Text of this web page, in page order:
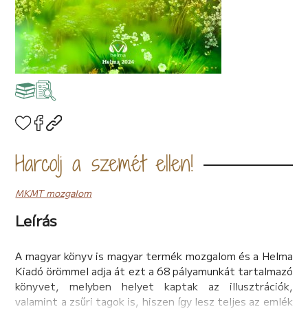
Harcolj a szemét ellen!
MKMT mozgalom
Leírás
A magyar könyv is magyar termék mozgalom és a Helma
Kiadó örömmel adja át ezt a 68 pályamunkát tartalmazó
könyvet, melyben helyet kaptak az illusztrációk,
valamint a zsűri tagok is, hiszen így lesz teljes az emlék